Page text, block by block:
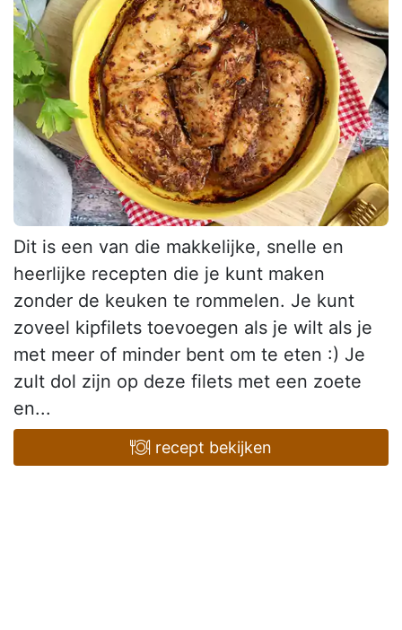
Dit is een van die makkelijke, snelle en
heerlijke recepten die je kunt maken
zonder de keuken te rommelen. Je kunt
zoveel kipfilets toevoegen als je wilt als je
met meer of minder bent om te eten :) Je
zult dol zijn op deze filets met een zoete
en...
recept bekijken